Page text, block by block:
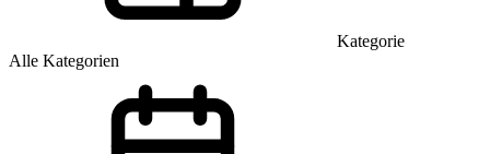
Kategorie
Alle Kategorien